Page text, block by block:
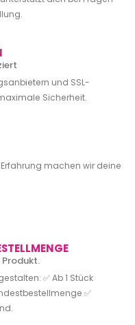
und SSL-
Sicherheit.
machen wir deine
✅ Ab 1 Stück
✅